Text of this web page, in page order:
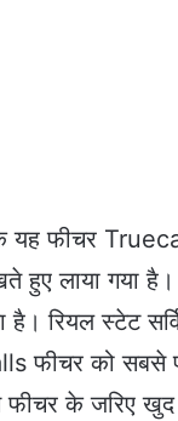
यह फीचर
हुए लाया गया
रियल स्टेट
को सबसे
के जरिए खुद